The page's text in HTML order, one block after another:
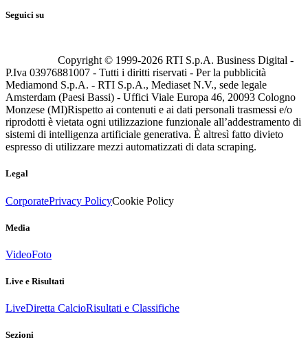
Seguici su
Copyright © 1999-2026 RTI S.p.A. Business Digital -
P.Iva 03976881007 - Tutti i diritti riservati - Per la pubblicità
Mediamond S.p.A. - RTI S.p.A., Mediaset N.V., sede legale
Amsterdam (Paesi Bassi) - Uffici Viale Europa 46, 20093 Cologno
Monzese (MI)Rispetto ai contenuti e ai dati personali trasmessi e/o
riprodotti è vietata ogni utilizzazione funzionale all’addestramento di
sistemi di intelligenza artificiale generativa. È altresì fatto divieto
espresso di utilizzare mezzi automatizzati di data scraping.
Legal
CorporatePrivacy PolicyCookie Policy
Media
VideoFoto
Live e Risultati
LiveDiretta CalcioRisultati e Classifiche
Sezioni